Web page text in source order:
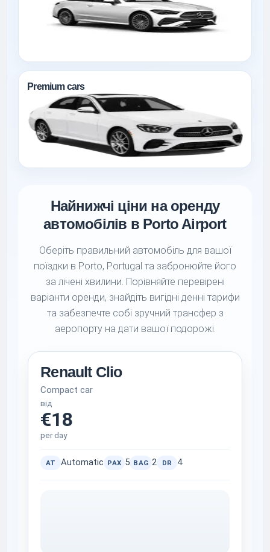
Premium cars
Найнижчі ціни на оренду
автомобілів в Porto Airport
Оберіть правильний автомобіль для вашої
поїздки в Porto, Portugal та забронюйте його
за лічені хвилини. Порівняйте перевірені
варіанти оренди, знайдіть вигідні денні тарифи
та забезпечте собі зручний трансфер з
аеропорту на дати вашої подорожі.
Renault Clio
Compact car
від
€18
per day
AT Automatic PAX 5 BAG 2 DR 4